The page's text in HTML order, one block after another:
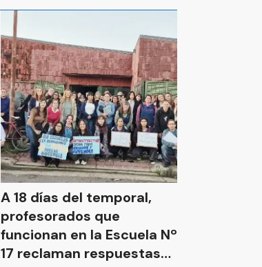
A 18 días del temporal,
profesorados que
funcionan en la Escuela Nº
17 reclaman respuestas